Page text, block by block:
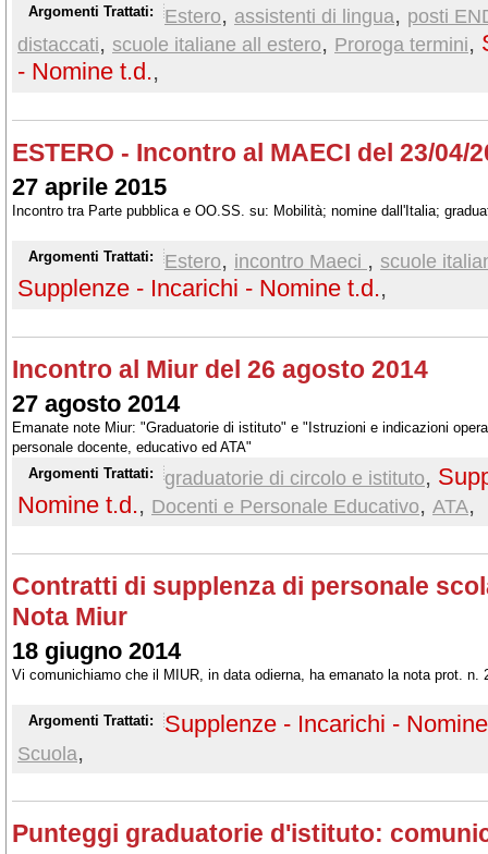
Argomenti Trattati:
Estero, assistenti di lingua, posti
distaccati, scuole italiane all estero, Proroga termini,
- Nomine t.d.,
ESTERO - Incontro al MAECI del 23/04/
27 aprile 2015
Incontro tra Parte pubblica e OO.SS. su: Mobilità; nomine dall'Italia;
Argomenti Trattati: Estero, incontro Maeci , scuole
Supplenze - Incarichi - Nomine t.d.,
Incontro al Miur del 26 agosto 2014
27 agosto 2014
Emanate note Miur: "Graduatorie di istituto" e "Istruzioni e indicazioni
personale docente, educativo ed ATA"
Argomenti Trattati:
graduatorie di circolo e istituto,
Nomine t.d., Docenti e Personale Educativo, ATA,
Contratti di supplenza di personale
Nota Miur
18 giugno 2014
Vi comunichiamo che il MIUR, in data odierna, ha emanato la nota prot. n.
Argomenti Trattati: Supplenze - Incarichi -
Scuola,
Punteggi graduatorie d'istituto: